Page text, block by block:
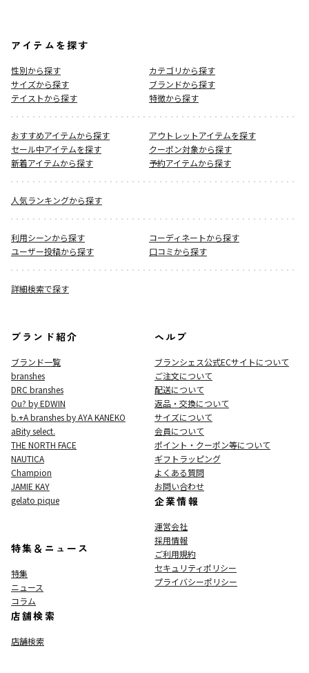
アイテムを探す
性別から探す
カテゴリから探す
サイズから探す
ブランドから探す
テイストから探す
特徴から探す
おすすめアイテムから探す
アウトレットアイテムを探す
セール中アイテムを探す
クーポン対象から探す
新着アイテムから探す
予約アイテムから探す
人気ランキングから探す
利用シーンから探す
コーディネートから探す
ユーザー投稿から探す
口コミから探す
詳細検索で探す
ブランド紹介
ブランド一覧
branshes
DRC branshes
Ou? by EDWIN
b.+A branshes by AYA KANEKO
aBity select.
THE NORTH FACE
NAUTICA
Champion
JAMIE KAY
gelato pique
特集＆ニュース
特集
ニュース
コラム
店舗検索
店舗検索
ヘルプ
ブランシェス公式ECサイトについて
ご注文について
配送について
返品・交換について
サイズについて
会員について
ポイント・クーポン等について
ギフトラッピング
よくある質問
お問い合わせ
企業情報
運営会社
採用情報
ご利用規約
セキュリティポリシー
プライバシーポリシー